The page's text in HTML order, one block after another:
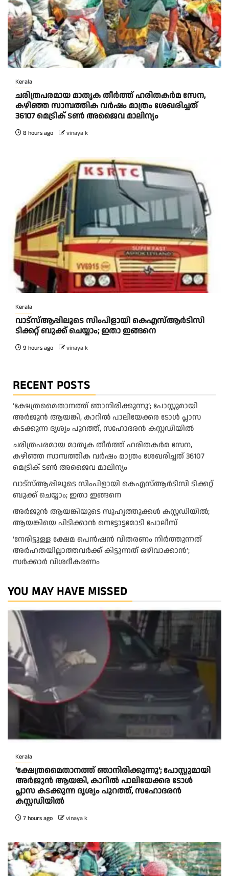
Kerala
ചരിത്രപരമായ മാതൃക തീര്‍ത്ത് ഹരിതകര്‍മ സേന,
കഴിഞ്ഞ സാമ്പത്തിക വര്‍ഷം മാത്രം ശേഖരിച്ചത്
36107 മെട്രിക് ടണ്‍ അജൈവ മാലിന്യം
8 hours ago vinaya k
Kerala
വാട്‌സ്ആപ്പിലൂടെ സിംപിളായി കെഎസ്ആര്‍ടിസി
ടിക്കറ്റ് ബുക്ക് ചെയ്യാം; ഇതാ ഇങ്ങനെ
9 hours ago vinaya k
RECENT POSTS
‘ക്ഷേത്രമൈതാനത്ത് ഞാനിരിക്കുന്നു’; പോസ്റ്റുമായി
അർജുൻ ആയങ്കി, കാറിൽ പാലിയേക്കര ടോൾ പ്ലാസ
കടക്കുന്ന ദൃശ്യം പുറത്ത്, സഹോദരൻ കസ്റ്റഡിയിൽ
ചരിത്രപരമായ മാതൃക തീര്‍ത്ത് ഹരിതകര്‍മ സേന,
കഴിഞ്ഞ സാമ്പത്തിക വര്‍ഷം മാത്രം ശേഖരിച്ചത് 36107
മെട്രിക് ടണ്‍ അജൈവ മാലിന്യം
വാട്‌സ്ആപ്പിലൂടെ സിംപിളായി കെഎസ്ആര്‍ടിസി ടിക്കറ്റ്
ബുക്ക് ചെയ്യാം; ഇതാ ഇങ്ങനെ
അർജുൻ ആയങ്കിയുടെ സുഹൃത്തുക്കൾ കസ്റ്റഡിയിൽ;
ആയങ്കിയെ പിടിക്കാൻ നെട്ടോട്ടമോടി പോലീസ്
‘നേരിട്ടുള്ള ക്ഷേമ പെൻഷൻ വിതരണം നി‍‍ർത്തുന്നത്
അർഹതയില്ലാത്തവർക്ക് കിട്ടുന്നത് ഒഴിവാക്കാൻ’;
സർക്കാ‍ർ വിശദീകരണം
YOU MAY HAVE MISSED
Kerala
‘ക്ഷേത്രമൈതാനത്ത് ഞാനിരിക്കുന്നു’; പോസ്റ്റുമായി
അർജുൻ ആയങ്കി, കാറിൽ പാലിയേക്കര ടോൾ
പ്ലാസ കടക്കുന്ന ദൃശ്യം പുറത്ത്, സഹോദരൻ
കസ്റ്റഡിയിൽ
7 hours ago vinaya k